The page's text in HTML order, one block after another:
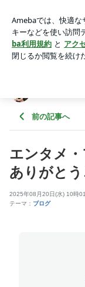
アプリをダウンロ
ょう。
前の記事へ
エンタメ
ありがと
2025年08月20日(水) 10時
テーマ： ブログ